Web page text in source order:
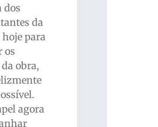
dos
da
para
os
obra,
agora